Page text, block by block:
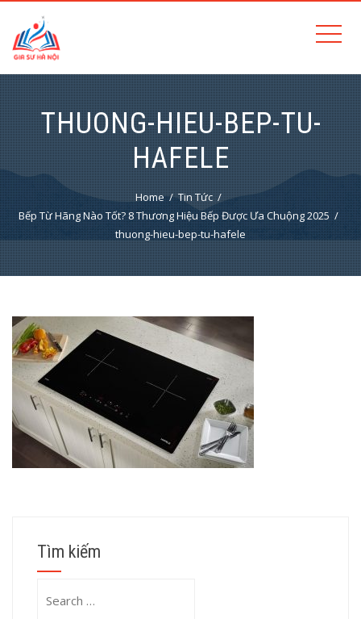
THUONG-HIEU-BEP-TU-
HAFELE
Home
Tin Tức
Bếp Từ Hãng Nào Tốt? 8 Thương Hiệu Bếp Được Ưa Chuộng 2025
thuong-hieu-bep-tu-hafele
Tìm kiếm